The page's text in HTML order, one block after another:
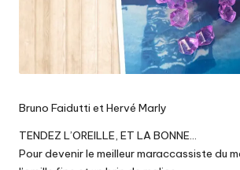
Bruno Faidutti et Hervé Marly
TENDEZ L’OREILLE, ET LA BONNE…
Pour devenir le meilleur maraccassiste du